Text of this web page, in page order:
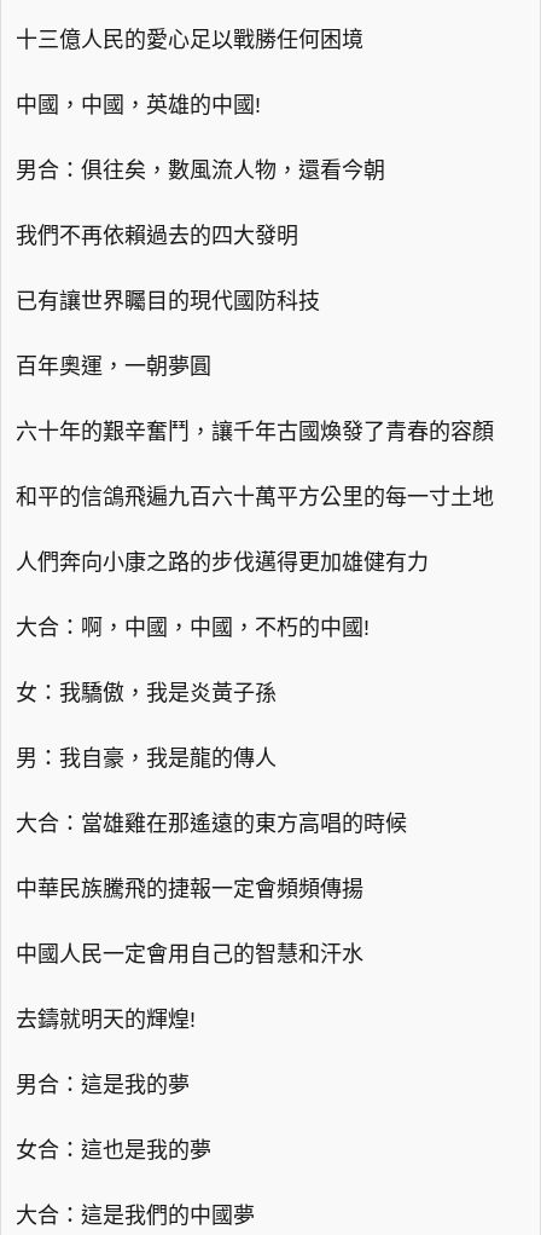
十三億人民的愛心足以戰勝任何困境
中國，中國，英雄的中國!
男合：俱往矣，數風流人物，還看今朝
我們不再依賴過去的四大發明
已有讓世界矚目的現代國防科技
百年奧運，一朝夢圓
六十年的艱辛奮鬥，讓千年古國煥發了青春的容顏
和平的信鴿飛遍九百六十萬平方公里的每一寸土地
人們奔向小康之路的步伐邁得更加雄健有力
大合：啊，中國，中國，不朽的中國!
女：我驕傲，我是炎黃子孫
男：我自豪，我是龍的傳人
大合：當雄雞在那遙遠的東方高唱的時候
中華民族騰飛的捷報一定會頻頻傳揚
中國人民一定會用自己的智慧和汗水
去鑄就明天的輝煌!
男合：這是我的夢
女合：這也是我的夢
大合：這是我們的中國夢